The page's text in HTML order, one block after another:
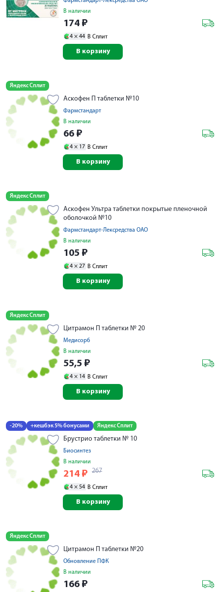
В наличии
174 ₽
4 × 44 В Сплит
В корзину
Яндекс Сплит
Аскофен П таблетки №10
Фармстандарт
В наличии
66 ₽
4 × 17 В Сплит
В корзину
Яндекс Сплит
Аскофен Ультра таблетки покрытые пленочной
оболочкой №10
Фармстандарт-Лексредства ОАО
В наличии
105 ₽
4 × 27 В Сплит
В корзину
Яндекс Сплит
Цитрамон П таблетки № 20
Медисорб
В наличии
55,5 ₽
4 × 14 В Сплит
В корзину
-20% +кешбэк 5% бонусами Яндекс Сплит
Брустрио таблетки № 10
Биосинтез
В наличии
214 ₽ 267
4 × 54 В Сплит
В корзину
Яндекс Сплит
Цитрамон П таблетки №20
Обновление ПФК
В наличии
166 ₽